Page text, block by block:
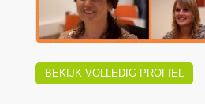
BEKIJK VOLLEDIG PROFIEL